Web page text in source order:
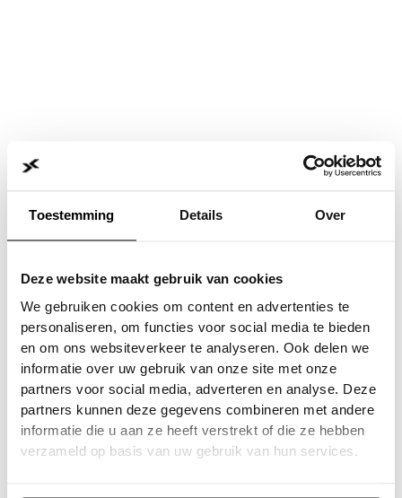
Toestemming Details Over
Deze website maakt gebruik van cookies
We gebruiken cookies om content en advertenties te
personaliseren, om functies voor social media te bieden
en om ons websiteverkeer te analyseren. Ook delen we
informatie over uw gebruik van onze site met onze
partners voor social media, adverteren en analyse. Deze
partners kunnen deze gegevens combineren met andere
informatie die u aan ze heeft verstrekt of die ze hebben
verzameld op basis van uw gebruik van hun services.
Application error: a client-side exception has occurred while
loading
www.jvk.nl (see the browser console
for more
information).